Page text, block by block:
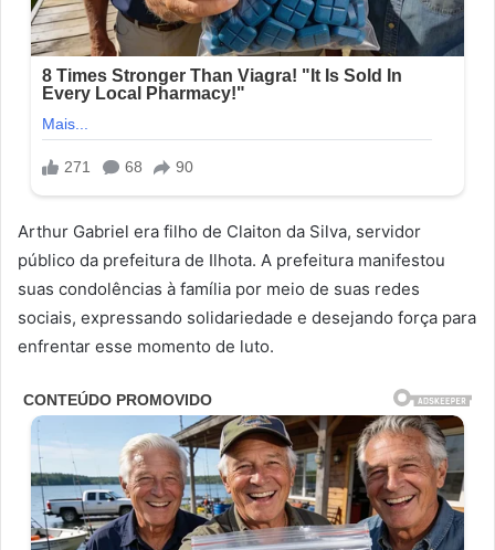
Arthur Gabriel era filho de Claiton da Silva, servidor
público da prefeitura de Ilhota. A prefeitura manifestou
suas condolências à família por meio de suas redes
sociais, expressando solidariedade e desejando força para
enfrentar esse momento de luto.